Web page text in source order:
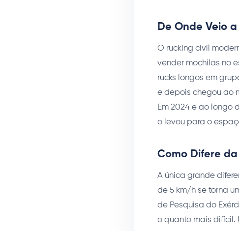
De Onde Veio
O rucking civil
vender mochilas no
rucks longos em
e depois chegou ao
Em 2024 e ao longo
o levou para o
Como Difere
A única grande
de 5 km/h se torna
de Pesquisa do
o quanto mais difícil.